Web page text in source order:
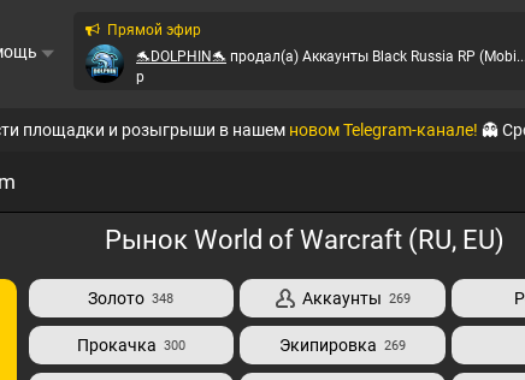
Прямой эфир
🐬DOLPHIN🐬 продал(а) Аккаунты Black Russia RP (Mobi...
p
QTEпродал(а)Аккаунты Evolve-RPза25p
🐬DOLPHIN🐬продал(а)Аккаунты Black Russia RP
🐬DOLPHIN🐬 продал(а)Аккаунты Black Russia RP
площадки и розыгрыши в нашем новом Telegram-канале! 👻
Рынок World of Warcraft (RU, EU)
Золото 348 Аккаунты 269
Прокачка 300 Экипировка 269